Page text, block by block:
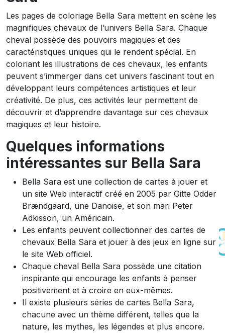
Les pages de coloriage Bella Sara mettent en scène les
magnifiques chevaux de l’univers Bella Sara. Chaque
cheval possède des pouvoirs magiques et des
caractéristiques uniques qui le rendent spécial. En
coloriant les illustrations de ces chevaux, les enfants
peuvent s’immerger dans cet univers fascinant tout en
développant leurs compétences artistiques et leur
créativité. De plus, ces activités leur permettent de
découvrir et d’apprendre davantage sur ces chevaux
magiques et leur histoire.
Quelques informations
intéressantes sur Bella Sara
Bella Sara est une collection de cartes à jouer et
un site Web interactif créé en 2005 par Gitte Odder
Brændgaard, une Danoise, et son mari Peter
Adkisson, un Américain.
Les enfants peuvent collectionner des cartes de
chevaux Bella Sara et jouer à des jeux en ligne sur
le site Web officiel.
Chaque cheval Bella Sara possède une citation
inspirante qui encourage les enfants à penser
positivement et à croire en eux-mêmes.
Il existe plusieurs séries de cartes Bella Sara,
chacune avec un thème différent, telles que la
nature, les mythes, les légendes et plus encore.